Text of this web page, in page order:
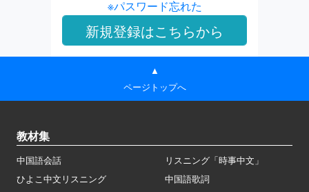
※パスワード忘れた
▲
ページトップへ
教材集
中国語会話
リスニング「時事中文」
ひよこ中文リスニング
中国語歌詞